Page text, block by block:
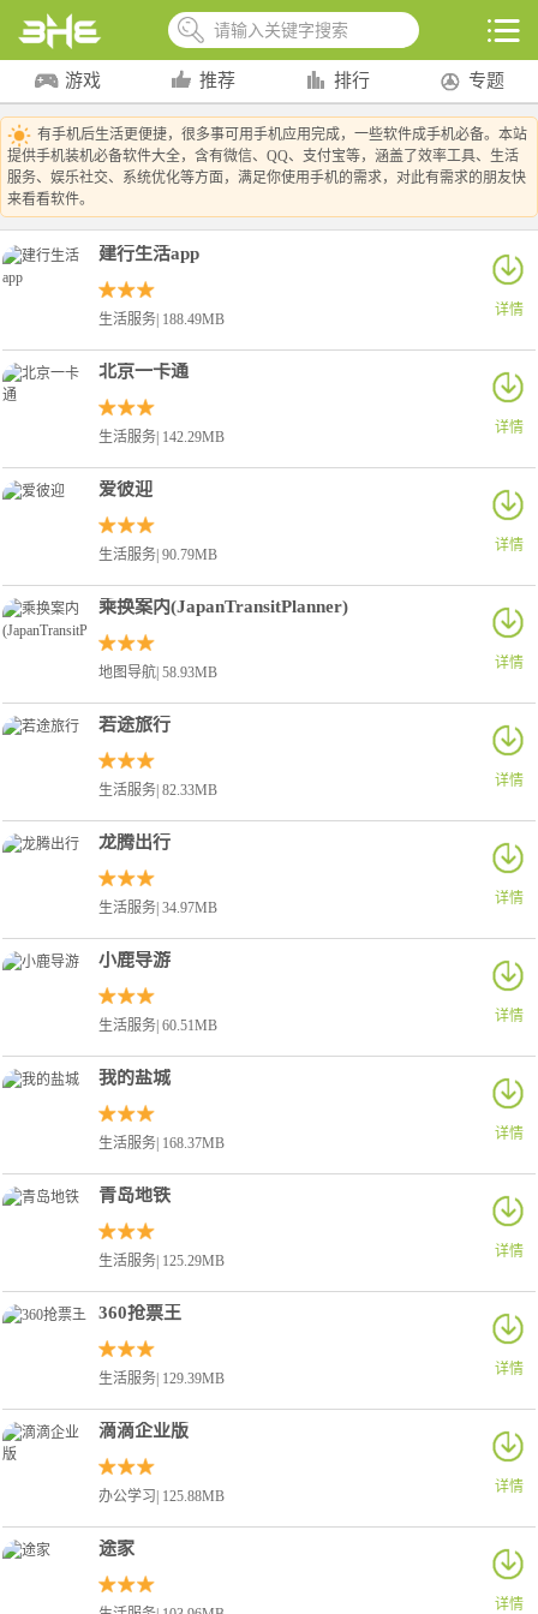
游戏 推荐 排行 专题
有手机后生活更便捷，很多事可用手机应用完成，一些软件成手机必备。本站
提供手机装机必备软件大全，含有微信、QQ、支付宝等，涵盖了效率工具、生活
服务、娱乐社交、系统优化等方面，满足你使用手机的需求，对此有需求的朋友快
来看看软件。
详情
建行生活app
生活服务| 188.49MB
详情
北京一卡通
生活服务| 142.29MB
详情
爱彼迎
生活服务| 90.79MB
详情
乘换案内(JapanTransitPlanner)
地图导航| 58.93MB
详情
若途旅行
生活服务| 82.33MB
详情
龙腾出行
生活服务| 34.97MB
详情
小鹿导游
生活服务| 60.51MB
详情
我的盐城
生活服务| 168.37MB
详情
青岛地铁
生活服务| 125.29MB
详情
360抢票王
生活服务| 129.39MB
详情
滴滴企业版
办公学习| 125.88MB
详情
途家